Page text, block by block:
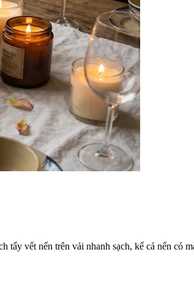
tẩy vết nến trên vải nhanh sạch, kể cả nến có